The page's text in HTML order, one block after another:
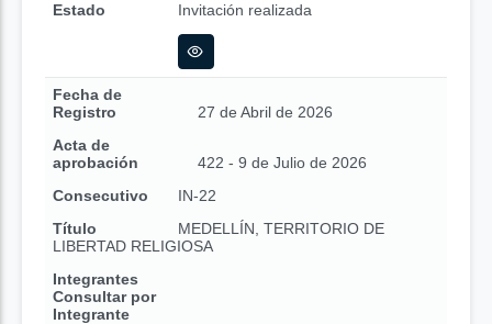
Estado
Invitación realizada
Fecha de
Registro
27 de Abril de 2026
Acta de
aprobación
422 - 9 de Julio de 2026
Consecutivo
IN-22
Título
MEDELLÍN, TERRITORIO DE
LIBERTAD RELIGIOSA
Integrantes
Consultar por
Integrante